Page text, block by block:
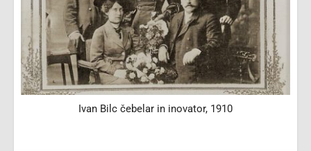
Ivan Bilc čebelar in inovator, 1910